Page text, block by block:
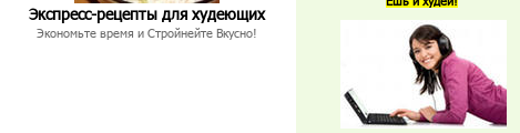
Экспресс-рецепты для худеющих
Экономьте время и Стройнейте Вкусно!